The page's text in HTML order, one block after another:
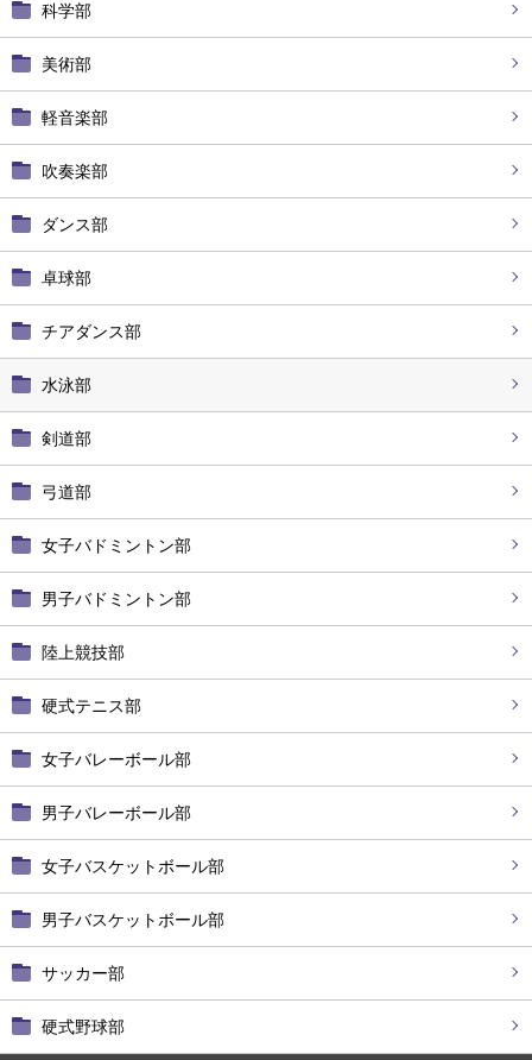
科学部
美術部
軽音楽部
吹奏楽部
ダンス部
卓球部
チアダンス部
水泳部
剣道部
弓道部
女子バドミントン部
男子バドミントン部
陸上競技部
硬式テニス部
女子バレーボール部
男子バレーボール部
女子バスケットボール部
男子バスケットボール部
サッカー部
硬式野球部